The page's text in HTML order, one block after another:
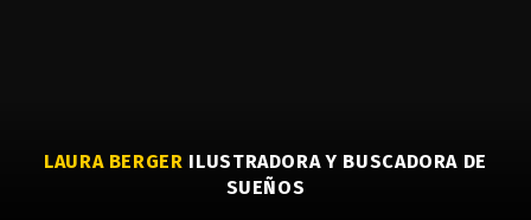
LAURA BERGER ILUSTRADORA Y BUSCADORA DE
SUEÑOS